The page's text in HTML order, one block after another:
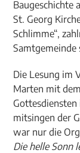
Baugeschichte
St. Georg
Schlimme“,
Die Lesung im
Marten mit
Gottesdiensten
mitsingen der
war nur die
Die helle Sonn